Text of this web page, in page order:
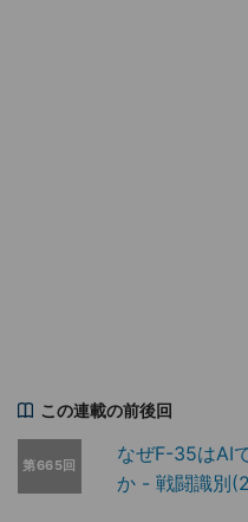
この連載の前後回
第665回
なぜF-35はAI
か - 戦闘識別